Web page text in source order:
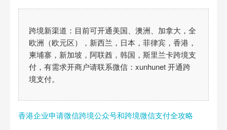
跨境新渠道：目前可开通美国、澳洲、加拿大，全
欧洲（欧元区），新西兰，日本，菲律宾，香港，
柬埔寨，新加坡，阿联酋，韩国，斯里兰卡跨境支
付，有需求开商户请联系微信：xunhunet 开通跨
境支付。
香港企业申请微信跨境公众号和跨境微信支付全攻略